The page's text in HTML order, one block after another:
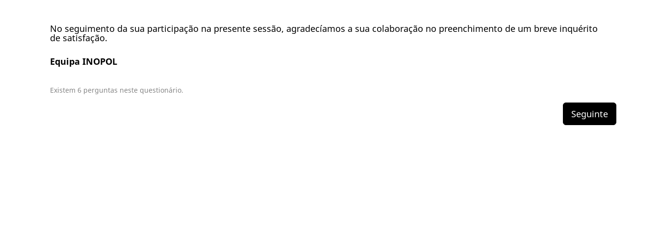
No seguimento da sua participação na presente sessão, agradecíamos a sua colaboração no preenchimento de um breve inquérito
de satisfação.
Equipa INOPOL
Existem 6 perguntas neste questionário.
Seguinte